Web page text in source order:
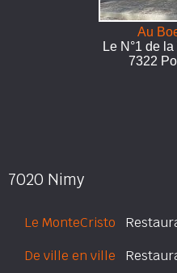
Au
Le N°1 de
7322
7020 Nimy
Le MonteCristo
De ville en ville